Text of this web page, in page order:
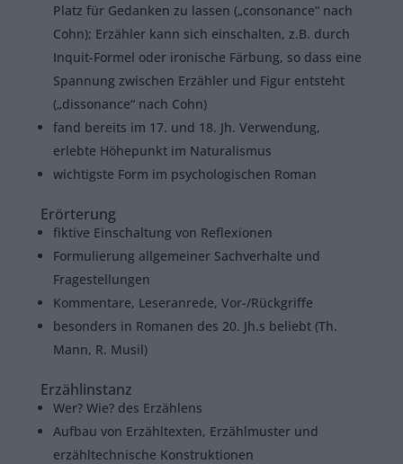
Platz für Gedanken zu lassen („consonance“ nach
Cohn); Erzähler kann sich einschalten, z.B. durch
Inquit-Formel oder ironische Färbung, so dass eine
Spannung zwischen Erzähler und Figur entsteht
(„dissonance“ nach Cohn)
fand bereits im 17. und 18. Jh. Verwendung,
erlebte Höhepunkt im Naturalismus
wichtigste Form im psychologischen Roman
Erörterung
fiktive Einschaltung von Reflexionen
Formulierung allgemeiner Sachverhalte und
Fragestellungen
Kommentare, Leseranrede, Vor-/Rückgriffe
besonders in Romanen des 20. Jh.s beliebt (Th.
Mann, R. Musil)
Erzählinstanz
Wer? Wie? des Erzählens
Aufbau von Erzähltexten, Erzählmuster und
erzähltechnische Konstruktionen